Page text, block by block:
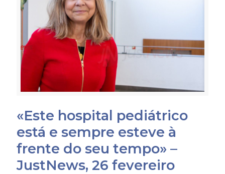
«Este hospital pediátrico
está e sempre esteve à
frente do seu tempo» –
JustNews, 26 fevereiro